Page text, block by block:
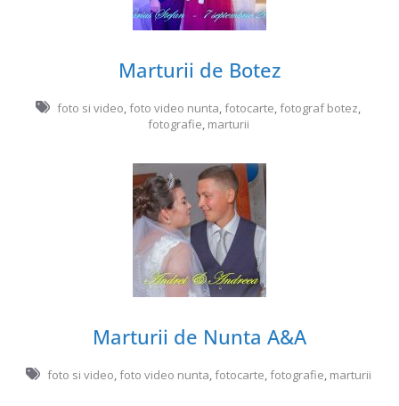
Marturii de Botez
foto si video,foto video nunta,fotocarte,fotograf botez,
fotografie, marturii
Marturii de Nunta A&A
foto si video,foto video nunta,fotocarte,fotografie, marturii